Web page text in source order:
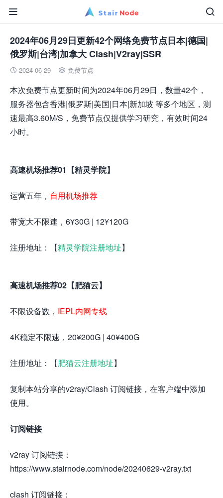


2024年06月29日更新42个网络免费节点日本|德国|
俄罗斯|台湾|加拿大 Clash|V2ray|SSR
 2024-06-29  免费节点
本次免费节点更新时间为2024年06月29日，数量42个，
服务器包含香港|俄罗斯|美国|日本|新加坡 等多个地区，测
速最高3.60M/S，免费节点仅提供学习研究，有效时间24
小时。
高速机场推荐01【精灵学院】
运营五年， 自用机场推荐
带宽大不限速，6¥30G | 12¥120G
注册地址：【精灵学院注册地址】
高速机场推荐02【肥猫云】
不限设备数， IEPL内网专线
4K稳定不限速，20¥200G | 40¥400G
注册地址：【肥猫云注册地址】
复制本站分享的v2ray/Clash 订阅链接，在客户端中添加
使用。
订阅链接
v2ray 订阅链接：
https://www.stairnode.com/node/20240629-v2ray.txt
clash 订阅链接：